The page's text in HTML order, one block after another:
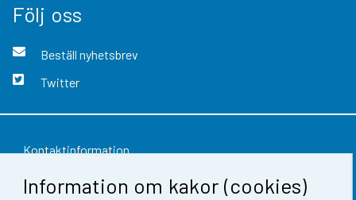
Information om kakor (cookies)
Följ oss
Beställ nyhetsbrev
Twitter
Kontaktinformation
Respons